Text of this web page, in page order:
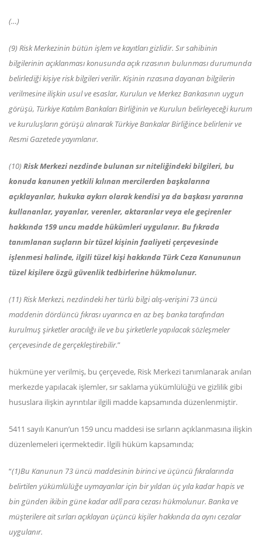
(…)
(9) Risk Merkezinin bütün işlem ve kayıtları gizlidir. Sır sahibinin
bilgilerinin açıklanması konusunda açık rızasının bulunması durumunda
belirlediği kişiye risk bilgileri verilir. Kişinin rızasına dayanan bilgilerin
verilmesine ilişkin usul ve esaslar, Kurulun ve Merkez Bankasının uygun
görüşü, Türkiye Katılım Bankaları Birliğinin ve Kurulun belirleyeceği kurum
ve kuruluşların görüşü alınarak Türkiye Bankalar Birliğince belirlenir ve
Resmi Gazetede yayımlanır.
(10) Risk Merkezi nezdinde bulunan sır niteliğindeki bilgileri, bu
konuda kanunen yetkili kılınan mercilerden başkalarına
açıklayanlar, hukuka aykırı olarak kendisi ya da başkası yararına
kullananlar, yayanlar, verenler, aktaranlar veya ele geçirenler
hakkında 159 uncu madde hükümleri uygulanır. Bu fıkrada
tanımlanan suçların bir tüzel kişinin faaliyeti çerçevesinde
işlenmesi halinde, ilgili tüzel kişi hakkında Türk Ceza Kanununun
tüzel kişilere özgü güvenlik tedbirlerine hükmolunur.
(11) Risk Merkezi, nezdindeki her türlü bilgi alış-verişini 73 üncü
maddenin dördüncü fıkrası uyarınca en az beş banka tarafından
kurulmuş şirketler aracılığı ile ve bu şirketlerle yapılacak sözleşmeler
çerçevesinde de gerçekleştirebilir.”
hükmüne yer verilmiş, bu çerçevede, Risk Merkezi tanımlanarak anılan
merkezde yapılacak işlemler, sır saklama yükümlülüğü ve gizlilik gibi
hususlara ilişkin ayrıntılar ilgili madde kapsamında düzenlenmiştir.
5411 sayılı Kanun’un 159 uncu maddesi ise sırların açıklanmasına ilişkin
düzenlemeleri içermektedir. İlgili hüküm kapsamında;
“(1)Bu Kanunun 73 üncü maddesinin birinci ve üçüncü fıkralarında
belirtilen yükümlülüğe uymayanlar için bir yıldan üç yıla kadar hapis ve
bin günden ikibin güne kadar adlî para cezası hükmolunur. Banka ve
müşterilere ait sırları açıklayan üçüncü kişiler hakkında da aynı cezalar
uygulanır.